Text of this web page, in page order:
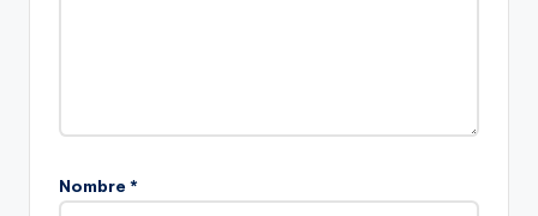
Nombre *